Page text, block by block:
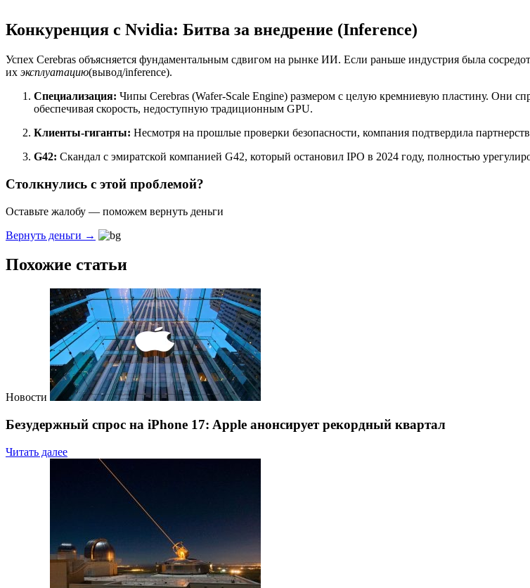
Конкуренция с Nvidia: Битва за внедрение (Inference)
Успех Cerebras объясняется фундаментальным сдвигом на рынке ИИ. Если раньше индустрия была
их эксплуатацию(вывод/inference).
Специализация: Чипы Cerebras (Wafer-Scale Engine) размером с целую кремниевую пластину. Они
обеспечивая скорость, недоступную традиционным GPU.
Клиенты-гиганты: Несмотря на прошлые проверки безопасности, компания подтвердила
G42: Скандал с эмиратской компанией G42, который остановил IPO в 2024 году, полностью
Столкнулись с этой проблемой?
Оставьте жалобу — поможем вернуть деньги
Вернуть деньги →
Похожие статьи
Новости
Безудержный спрос на iPhone 17: Apple анонсирует рекордный квартал
Читать далее